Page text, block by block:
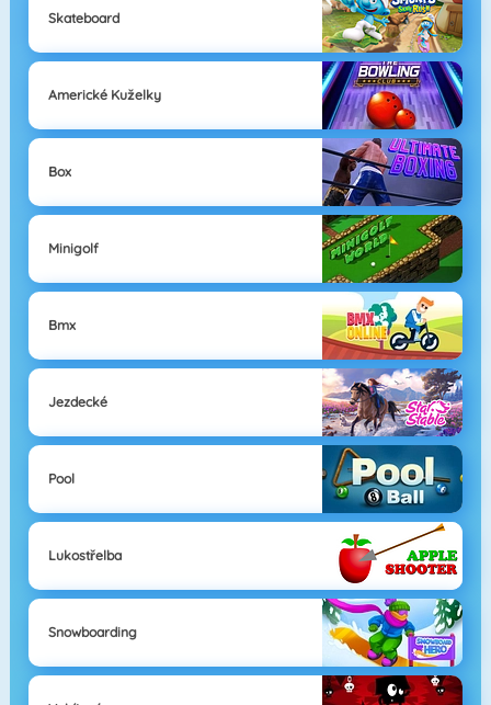
Skateboard
Americké Kuželky
Box
Minigolf
Bmx
Jezdecké
Pool
Lukostřelba
Snowboarding